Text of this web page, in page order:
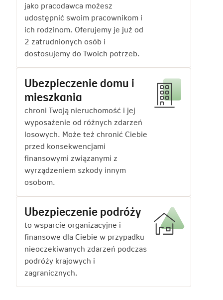
jako pracodawca możesz
udostępnić swoim pracownikom i
ich rodzinom. Oferujemy je już od
2 zatrudnionych osób i
dostosujemy do Twoich potrzeb.
Ubezpieczenie domu i
mieszkania
chroni Twoją nieruchomość i jej
wyposażenie od różnych zdarzeń
losowych. Może też chronić Ciebie
przed konsekwencjami
finansowymi związanymi z
wyrządzeniem szkody innym
osobom.
Ubezpieczenie podróży
to wsparcie organizacyjne i
finansowe dla Ciebie w przypadku
nieoczekiwanych zdarzeń podczas
podróży krajowych i
zagranicznych.